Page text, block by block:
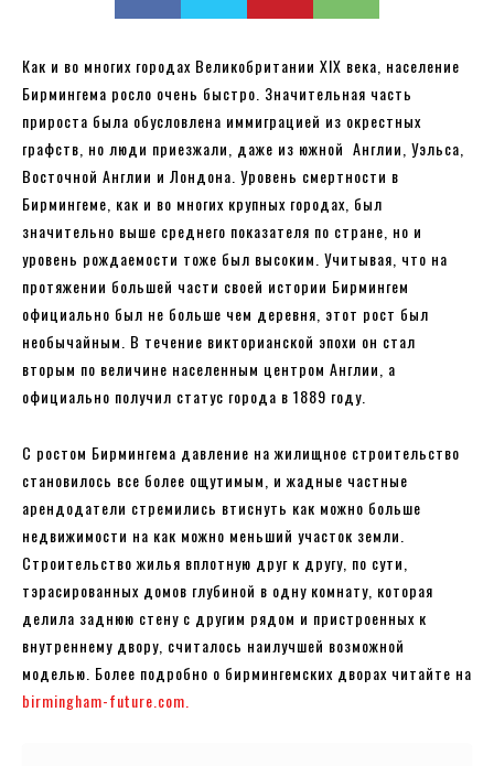
Как и во многих городах Великобритании XIX века, население
Бирмингема росло очень быстро. Значительная часть
прироста была обусловлена иммиграцией из окрестных
графств, но люди приезжали, даже из южной Англии, Уэльса,
Восточной Англии и Лондона. Уровень смертности в
Бирмингеме, как и во многих крупных городах, был
значительно выше среднего показателя по стране, но и
уровень рождаемости тоже был высоким. Учитывая, что на
протяжении большей части своей истории Бирмингем
официально был не больше чем деревня, этот рост был
необычайным. В течение викторианской эпохи он стал
вторым по величине населенным центром Англии, а
официально получил статус города в 1889 году.
С ростом Бирмингема давление на жилищное строительство
становилось все более ощутимым, и жадные частные
арендодатели стремились втиснуть как можно больше
недвижимости на как можно меньший участок земли.
Строительство жилья вплотную друг к другу, по сути,
тэрасированных домов глубиной в одну комнату, которая
делила заднюю стену с другим рядом и пристроенных к
внутреннему двору, считалось наилучшей возможной
моделью. Более подробно о бирмингемских дворах читайте на
birmingham-future.com.